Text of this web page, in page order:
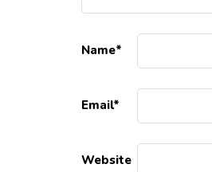
Name*
Email*
Website